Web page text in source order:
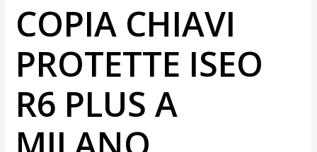
COPIA CHIAVI
PROTETTE ISEO
R6 PLUS A